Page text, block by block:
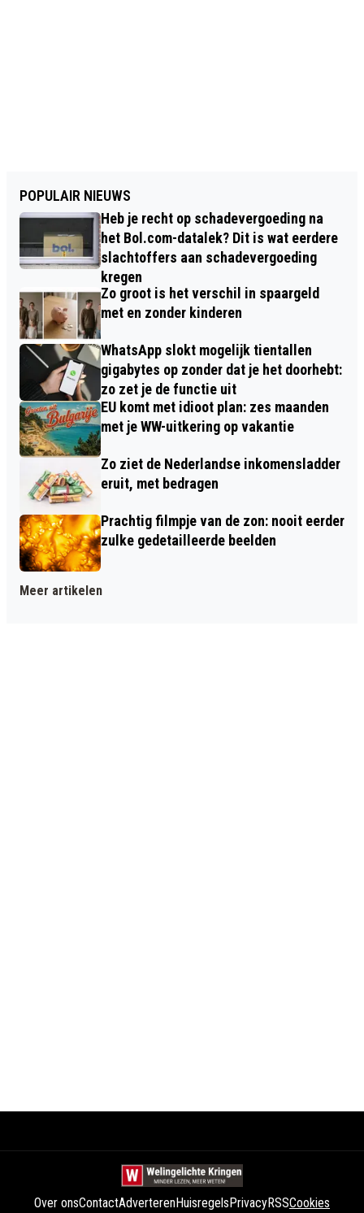
POPULAIR NIEUWS
Heb je recht op schadevergoeding na
het Bol.com-datalek? Dit is wat eerdere
slachtoffers aan schadevergoeding
kregen
Zo groot is het verschil in spaargeld
met en zonder kinderen
WhatsApp slokt mogelijk tientallen
gigabytes op zonder dat je het doorhebt:
zo zet je de functie uit
EU komt met idioot plan: zes maanden
met je WW-uitkering op vakantie
Zo ziet de Nederlandse inkomensladder
eruit, met bedragen
Prachtig filmpje van de zon: nooit eerder
zulke gedetailleerde beelden
Meer artikelen
Over onsContactAdverterenHuisregelsPrivacyRSSCookies